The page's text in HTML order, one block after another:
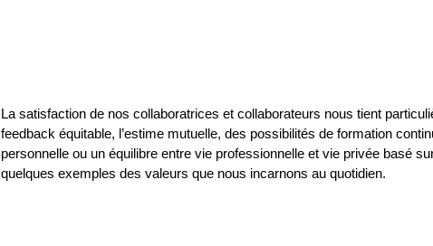
La satisfaction de nos collaboratrices et collaborateurs nous tient
feedback équitable, l’estime mutuelle, des possibilités de formation
personnelle ou un équilibre entre vie professionnelle et vie privée basé
quelques exemples des valeurs que nous incarnons au quotidien.